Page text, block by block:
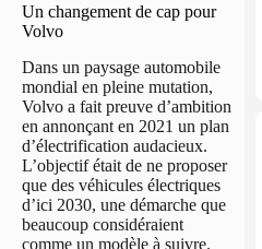
Un changement de cap pour
Volvo
Dans un paysage automobile
mondial en pleine mutation,
Volvo a fait preuve d’ambition
en annonçant en 2021 un plan
d’électrification audacieux.
L’objectif était de ne proposer
que des véhicules électriques
d’ici 2030, une démarche que
beaucoup considéraient
comme un modèle à suivre.